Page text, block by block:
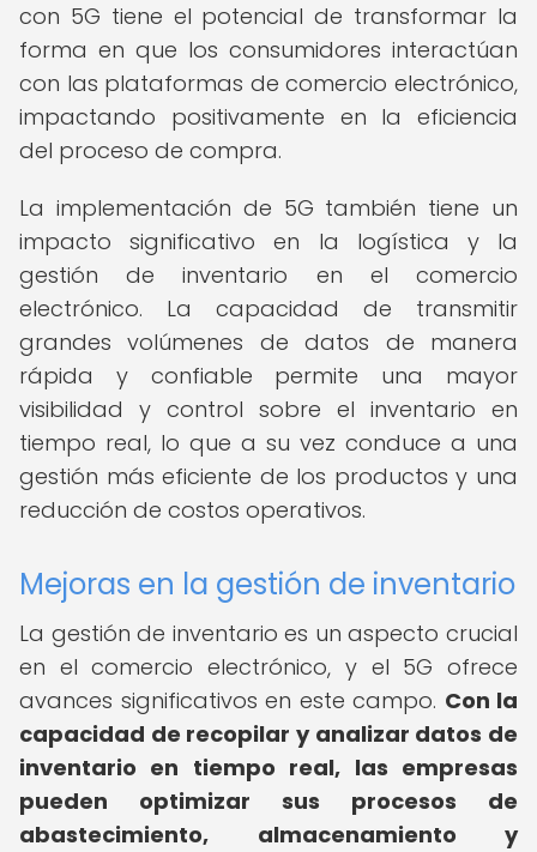
con 5G tiene el potencial de transformar la
forma en que los consumidores interactúan
con las plataformas de comercio electrónico,
impactando positivamente en la eficiencia
del proceso de compra.
La implementación de 5G también tiene un
impacto significativo en la logística y la
gestión de inventario en el comercio
electrónico. La capacidad de transmitir
grandes volúmenes de datos de manera
rápida y confiable permite una mayor
visibilidad y control sobre el inventario en
tiempo real, lo que a su vez conduce a una
gestión más eficiente de los productos y una
reducción de costos operativos.
Mejoras en la gestión de inventario
La gestión de inventario es un aspecto crucial
en el comercio electrónico, y el 5G ofrece
avances significativos en este campo. Con la
capacidad de recopilar y analizar datos de
inventario en tiempo real, las empresas
pueden optimizar sus procesos de
abastecimiento, almacenamiento y